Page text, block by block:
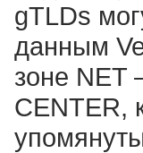
gTLDs
данным
зоне NET
CENTER,